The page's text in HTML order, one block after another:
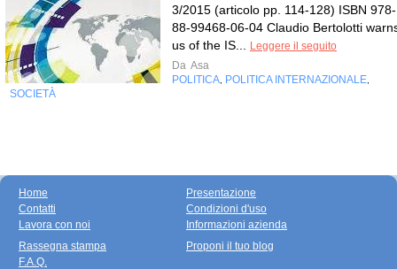
3/2015 (articolo pp. 114-128) ISBN 978-
88-99468-06-04 Claudio Bertolotti
us of the IS...
Leggere il seguito
Da Asa
POLITICA POLITICA INTERNAZIONALE
SOCIETÀ
Home
Contatti
Lavora con noi
Presentazione
Condizioni d'uso
Informazioni azienda
Rassegna stampa
F.A.Q.
Proponi il tuo blog